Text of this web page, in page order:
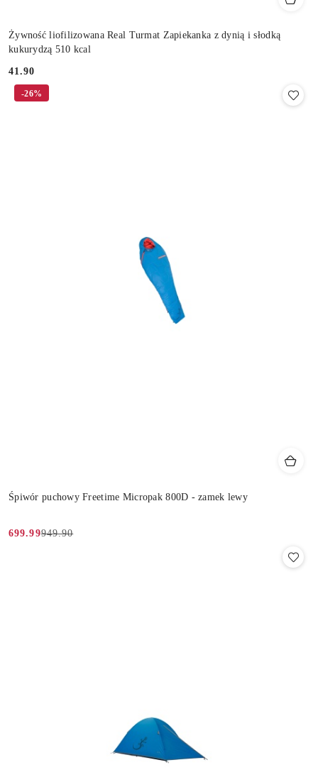
Żywność liofilizowana Real Turmat Zapiekanka z dynią i słodką
kukurydzą 510 kcal
Cena:
41.90
Śpiwór puchowy Freetime Micropak 800D - zamek lewy
Cena
699.99
Cena
949.90
-26%